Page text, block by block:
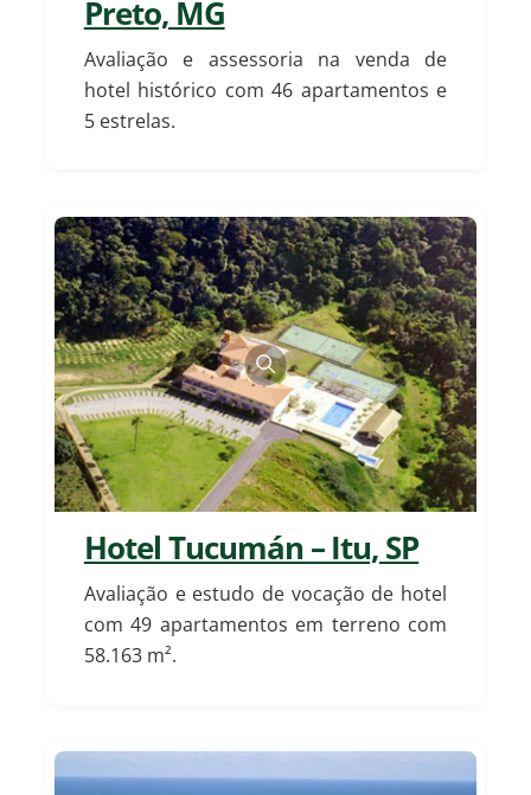
Preto, MG
Avaliação e assessoria na venda de
hotel histórico com 46 apartamentos e
5 estrelas.
Hotel Tucumán – Itu, SP
Avaliação e estudo de vocação de hotel
com 49 apartamentos em terreno com
58.163 m².